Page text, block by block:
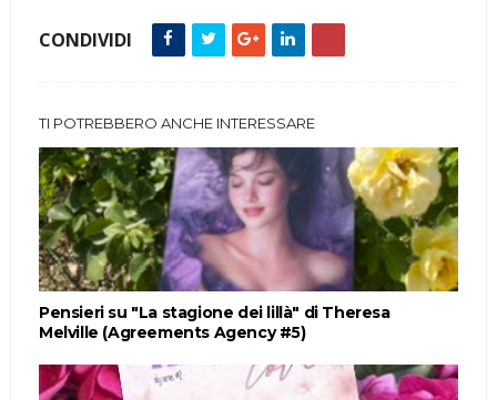
CONDIVIDI
TI POTREBBERO ANCHE INTERESSARE
Pensieri su "La stagione dei lillà" di Theresa
Melville (Agreements Agency #5)